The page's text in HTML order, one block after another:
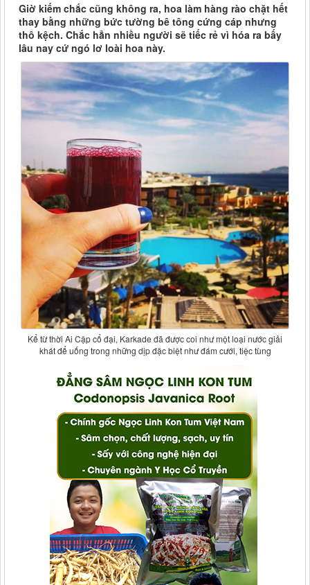
Giờ kiếm chắc cũng không ra, hoa làm hàng rào chặt hết
thay bằng những bức tường bê tông cứng cáp nhưng
thô kệch. Chắc hẳn nhiều người sẽ tiếc rẻ vì hóa ra bấy
lâu nay cứ ngó lơ loài hoa này.
Kể từ thời Ai Cập cổ đại, Karkade đã được coi như một loại nước giải
khát để uống trong những dịp đặc biệt như đám cưới, tiệc tùng